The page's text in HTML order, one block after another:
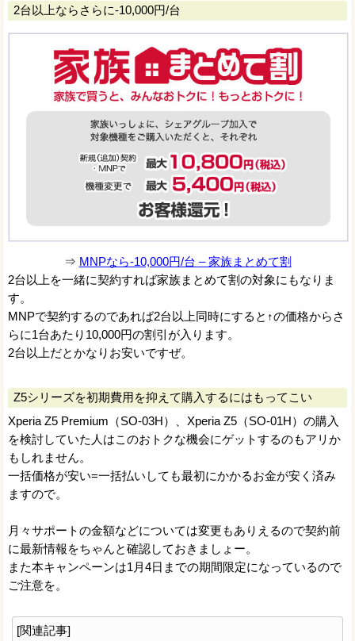
2台以上ならさらに-10,000円/台
⇒ MNPなら-10,000円/台 – 家族まとめて割
2台以上を一緒に契約すれば家族まとめて割の対象にもなりま
す。
MNPで契約するのであれば2台以上同時にすると↑の価格からさ
らに1台あたり10,000円の割引が入ります。
2台以上だとかなりお安いですぜ。
Z5シリーズを初期費用を抑えて購入するにはもってこい
Xperia Z5 Premium（SO-03H）、Xperia Z5（SO-01H）の購入
を検討していた人はこのおトクな機会にゲットするのもアリか
もしれません。
一括価格が安い=一括払いしても最初にかかるお金が安く済み
ますので。
月々サポートの金額などについては変更もありえるので契約前
に最新情報をちゃんと確認しておきましょー。
また本キャンペーンは1月4日までの期間限定になっているので
ご注意を。
[関連記事]